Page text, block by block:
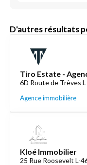
D'autres résultats
Tiro Estate -
6D Route de Trèves
Agence immobilière
Kloé Immobilier
25 Rue Roosevelt L-